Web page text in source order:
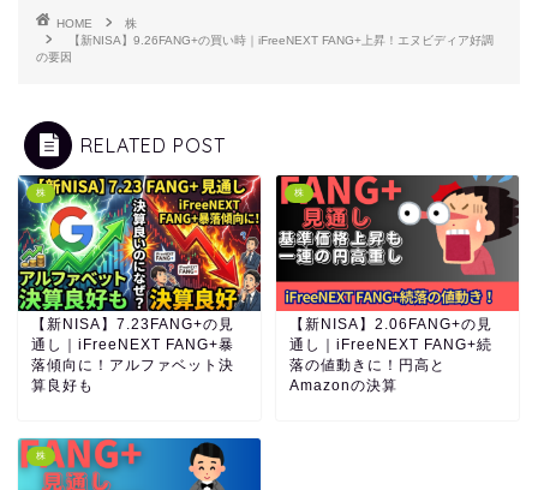
HOME
株
【新NISA】9.26FANG+の買い時｜iFreeNEXT FANG+上昇！エヌビディア好調
の要因
RELATED POST
株
【新NISA】7.23FANG+の見
通し｜iFreeNEXT FANG+暴
落傾向に！アルファベット決
算良好も
株
【新NISA】2.06FANG+の見
通し｜iFreeNEXT FANG+続
落の値動きに！円高と
Amazonの決算
株